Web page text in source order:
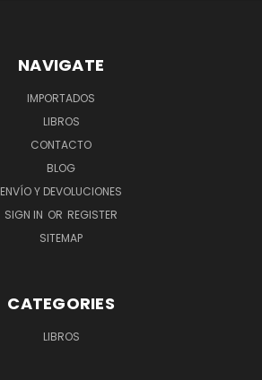
NAVIGATE
IMPORTADOS
LIBROS
CONTACTO
BLOG
ENVÍO Y DEVOLUCIONES
SIGN IN OR REGISTER
SITEMAP
CATEGORIES
LIBROS